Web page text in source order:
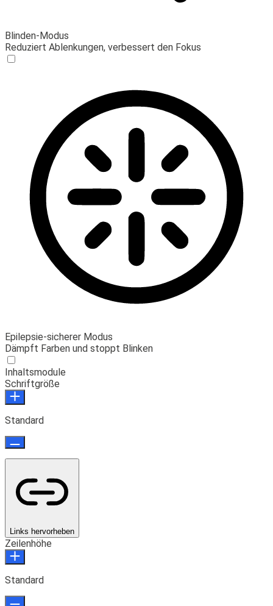
Blinden-Modus
Reduziert Ablenkungen, verbessert den Fokus
Epilepsie-sicherer Modus
Dämpft Farben und stoppt Blinken
Inhaltsmodule
Schriftgröße
Standard
Links hervorheben
Zeilenhöhe
Standard